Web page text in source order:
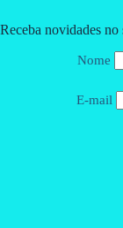
Receba novidades
Nome
E-mail